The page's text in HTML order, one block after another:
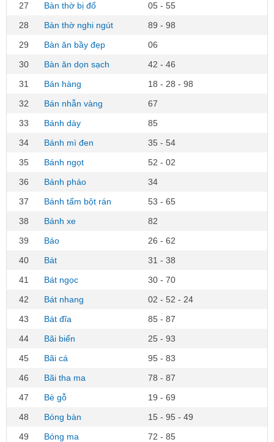
27
Bàn thờ bị đổ
05 - 55
28
Bàn thờ nghi ngút
89 - 98
29
Bàn ăn bầy đẹp
06
30
Bàn ăn dọn sạch
42 - 46
31
Bán hàng
18 - 28 - 98
32
Bán nhẫn vàng
67
33
Bánh dày
85
34
Bánh mì đen
35 - 54
35
Bánh ngọt
52 - 02
36
Bánh pháo
34
37
Bánh tẩm bột rán
53 - 65
38
Bánh xe
82
39
Báo
26 - 62
40
Bát
31 - 38
41
Bát ngọc
30 - 70
42
Bát nhang
02 - 52 - 24
43
Bát đĩa
85 - 87
44
Bãi biển
25 - 93
45
Bãi cá
95 - 83
46
Bãi tha ma
78 - 87
47
Bè gỗ
19 - 69
48
Bóng bàn
15 - 95 - 49
49
Bóng ma
72 - 85